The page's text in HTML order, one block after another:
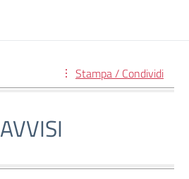
Stampa / Condividi
AVVISI